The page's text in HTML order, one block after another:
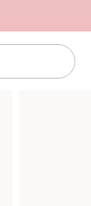
ofertę,
Newbie